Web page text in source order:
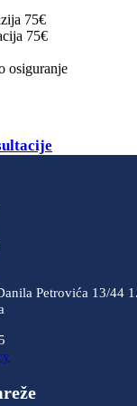
75€
75€
osiguranje
Petrovića 13/44